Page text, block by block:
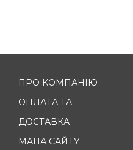
ПРО КОМПАНІЮ
ОПЛАТА ТА
ДОСТАВКА
МАПА САЙТУ